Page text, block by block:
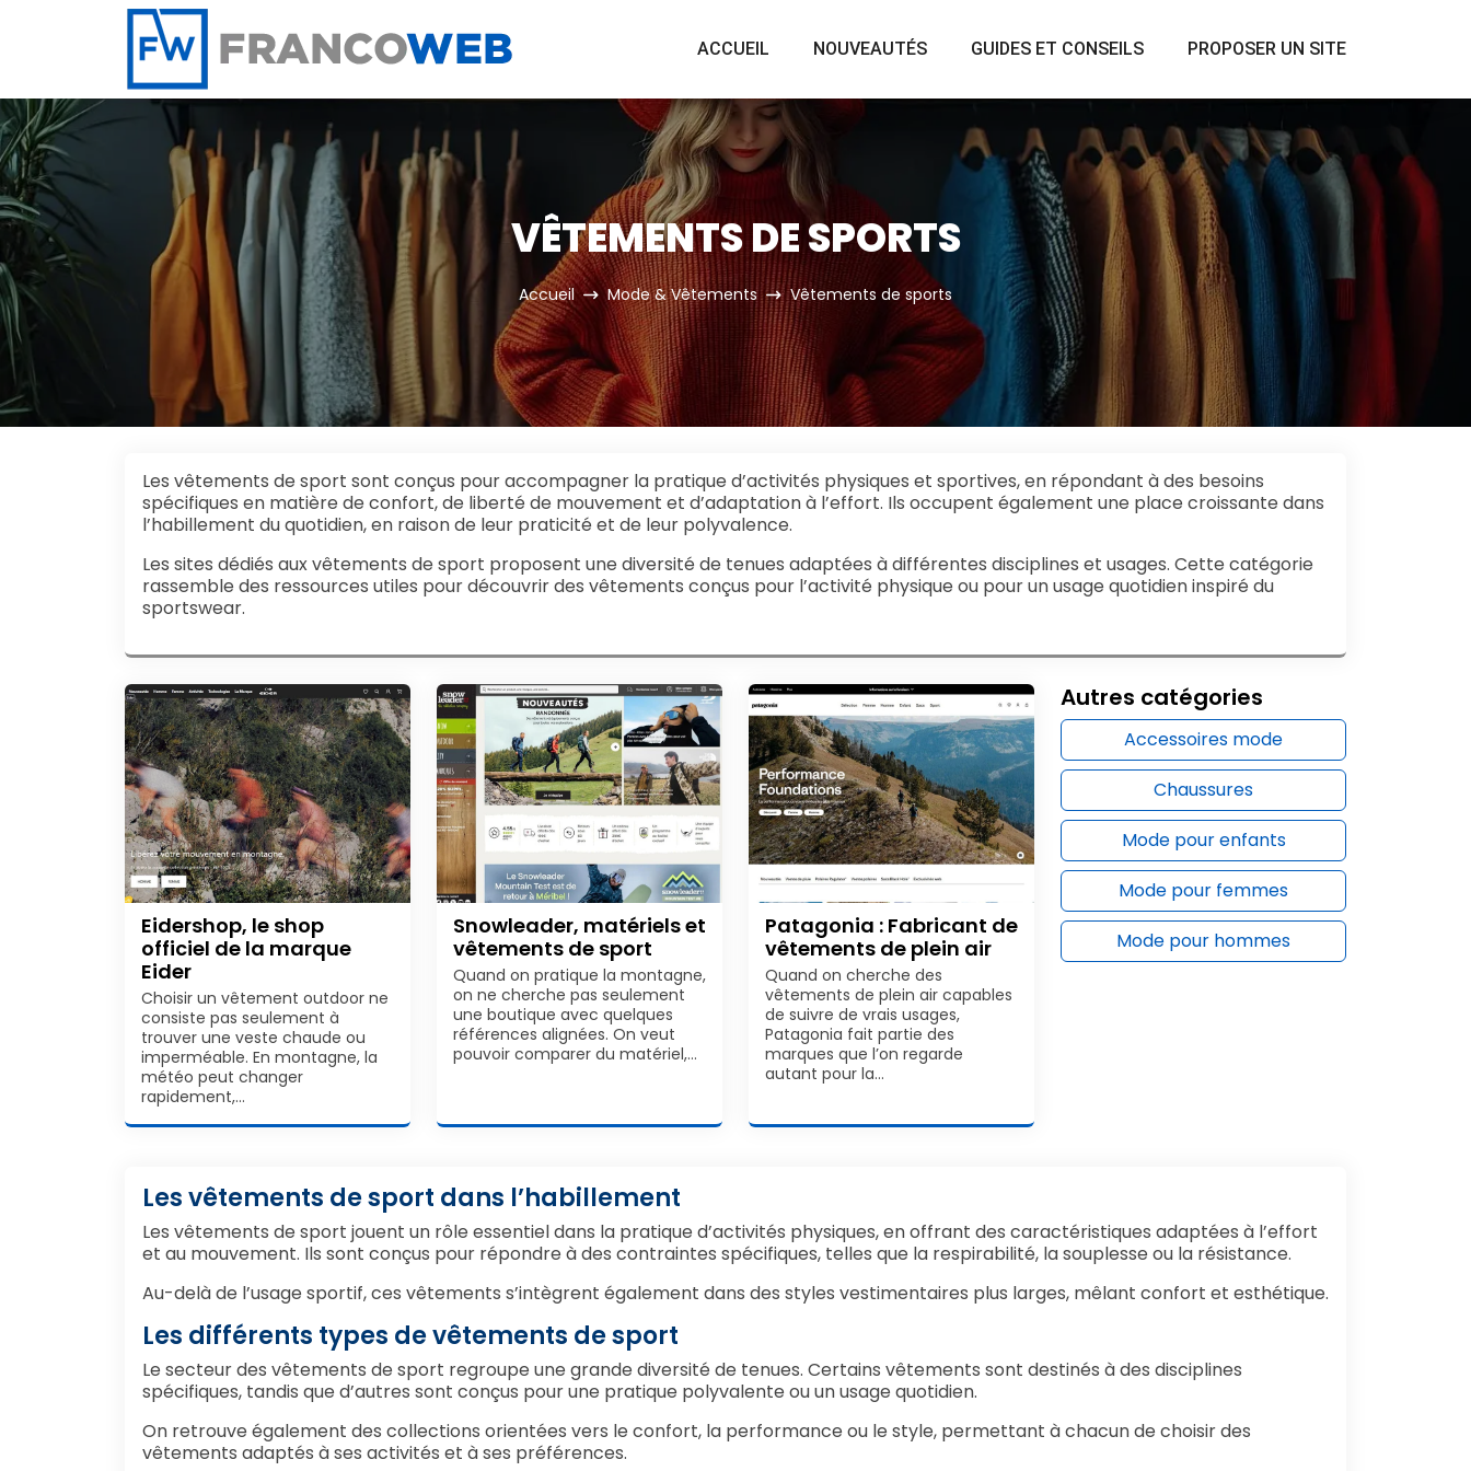
Panneau de gestion des cookies
ACCUEIL NOUVEAUTÉS GUIDES ET CONSEILS PROPOSER UN SITE
VÊTEMENTS DE SPORTS
Accueil Mode & Vêtements Vêtements de sports
Les vêtements de sport sont conçus pour accompagner la pratique d’activités physiques et sportives, en répondant à des besoins
spécifiques en matière de confort, de liberté de mouvement et d’adaptation à l’effort. Ils occupent également une place croissante dans
l’habillement du quotidien, en raison de leur praticité et de leur polyvalence.
Les sites dédiés aux vêtements de sport proposent une diversité de tenues adaptées à différentes disciplines et usages. Cette catégorie
rassemble des ressources utiles pour découvrir des vêtements conçus pour l’activité physique ou pour un usage quotidien inspiré du
sportswear.
Eidershop, le shop
officiel de la marque
Eider
Choisir un vêtement outdoor ne
consiste pas seulement à
trouver une veste chaude ou
imperméable. En montagne, la
météo peut changer
rapidement,…
Snowleader, matériels et
vêtements de sport
Quand on pratique la montagne,
on ne cherche pas seulement
une boutique avec quelques
références alignées. On veut
pouvoir comparer du matériel,…
Patagonia : Fabricant de
vêtements de plein air
Quand on cherche des
vêtements de plein air capables
de suivre de vrais usages,
Patagonia fait partie des
marques que l’on regarde
autant pour la…
Autres catégories
Accessoires mode
Chaussures
Mode pour enfants
Mode pour femmes
Mode pour hommes
Les vêtements de sport dans l’habillement
Les vêtements de sport jouent un rôle essentiel dans la pratique d’activités physiques, en offrant des caractéristiques adaptées à l’effort
et au mouvement. Ils sont conçus pour répondre à des contraintes spécifiques, telles que la respirabilité, la souplesse ou la résistance.
Au-delà de l’usage sportif, ces vêtements s’intègrent également dans des styles vestimentaires plus larges, mêlant confort et esthétique.
Les différents types de vêtements de sport
Le secteur des vêtements de sport regroupe une grande diversité de tenues. Certains vêtements sont destinés à des disciplines
spécifiques, tandis que d’autres sont conçus pour une pratique polyvalente ou un usage quotidien.
On retrouve également des collections orientées vers le confort, la performance ou le style, permettant à chacun de choisir des
vêtements adaptés à ses activités et à ses préférences.